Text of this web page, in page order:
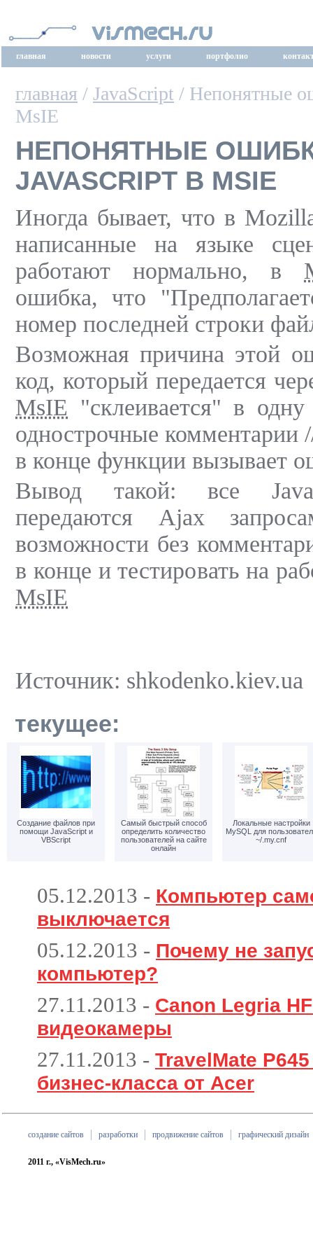
главная новости услуги портфолио
главная / JavaScript / Непонятные
MsIE
НЕПОНЯТНЫЕ
JAVASCRIPT В MSIE
Иногда бывает, что в
написанные на языке
работают нормально, в
ошибка, что
номер последней строки
Возможная причина этой
код, который передается
MsIE "склеивается" в
однострочные комментарии
в конце функции вызывает
Вывод такой: все
передаются Ajax
возможности без
в конце и тестировать на
MsIE
Источник: shkodenko.kiev.ua
текущее:
Создание файлов при
помощи JavaScript и
VBScript
Самый быстрый способ
определить количество
пользователей на сайте
онлайн
Локальные настройки
MySQL для
~/.my.cnf
05.12.2013 - Компьютер
выключается
05.12.2013 - Почему не
компьютер?
27.11.2013 - Canon Legria
видеокамеры
27.11.2013 - TravelMate
бизнес-класса от Acer
создание сайтов разработки продвижение сайтов графический дизайн
2011 г., «VisMech.ru»